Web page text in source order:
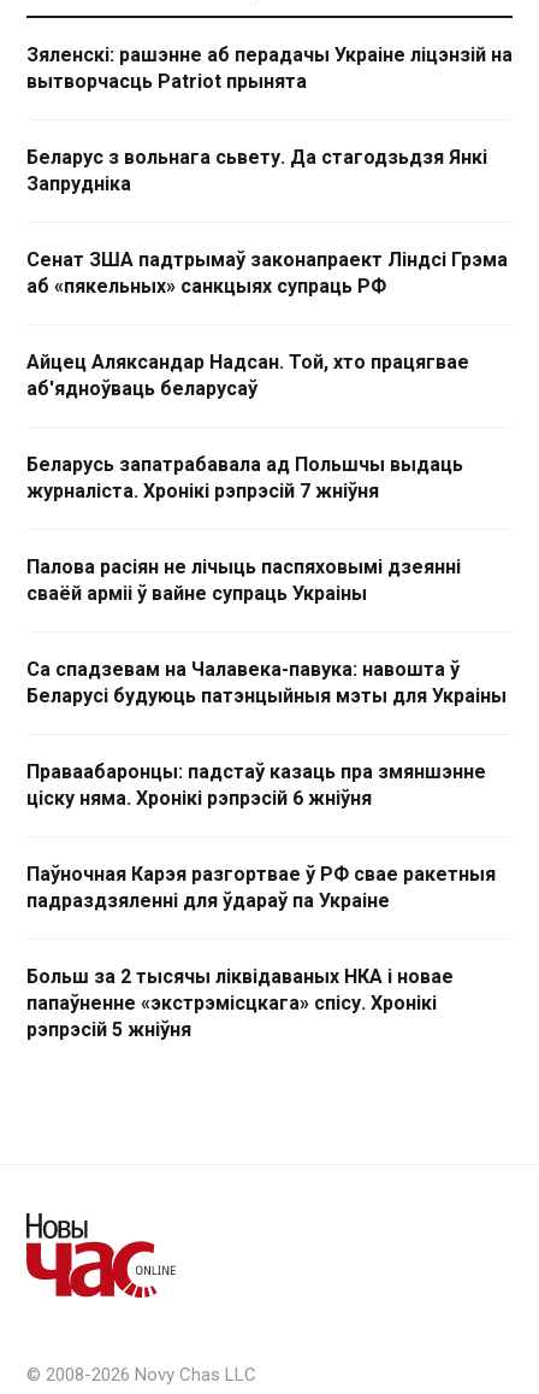
Зяленскі: рашэнне аб перадачы Украіне ліцэнзій на
вытворчасць Patriot прынята
Беларус з вольнага сьвету. Да стагодзьдзя Янкі
Запрудніка
Сенат ЗША падтрымаў законапраект Ліндсі Грэма
аб «пякельных» санкцыях супраць РФ
Айцец Аляксандар Надсан. Той, хто працягвае
аб'ядноўваць беларусаў
Беларусь запатрабавала ад Польшчы выдаць
журналіста. Хронікі рэпрэсій 7 жніўня
Палова расіян не лічыць паспяховымі дзеянні
сваёй арміі ў вайне супраць Украіны
Са спадзевам на Чалавека-павука: навошта ў
Беларусі будуюць патэнцыйныя мэты для Украіны
Праваабаронцы: падстаў казаць пра змяншэнне
ціску няма. Хронікі рэпрэсій 6 жніўня
Паўночная Карэя разгортвае ў РФ свае ракетныя
падраздзяленні для ўдараў па Украіне
Больш за 2 тысячы ліквідаваных НКА і новае
папаўненне «экстрэмісцкага» спісу. Хронікі
рэпрэсій 5 жніўня
© 2008-2026 Novy Chas LLC